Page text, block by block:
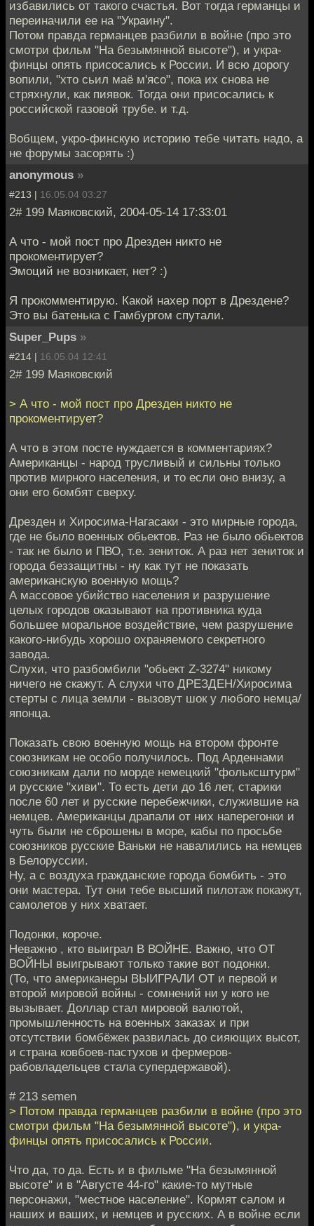
избавились от такого счастья. Вот тогда германцы и
переиначили ее на "Украину".
Потом правда германцев разбили в войне (про это
смотри фильм "На безымянной высоте"), и укра-
финцы опять присосались к России. И всю дорогу
вопили, "хто сьил маё м'ясо", пока их снова не
стряхнули, как пиявок. Тогда они присосались к
российской газовой трубе. и т.д.
Вобщем, укро-финскую историю тебе читать надо, а
не форумы засорять :)
anonymous »
#213 | 16.05.04 03:27
2# 199 Маяковский, 2004-05-14 17:33:01
А что - мой пост про Дрезден никто не
прокоментирует?
Эмоций не возникает, нет? :)
Я прокомментирую. Какой нахер порт в Дрездене?
Это вы батенька с Гамбургом спутали.
Super_Pups »
#214 | 16.05.04 12:41
2# 199 Маяковский
> А что - мой пост про Дрезден никто не
прокоментирует?
А что в этом посте нуждается в комментариях?
Американцы - народ трусливый и сильны только
против мирного населения, и то если оно внизу, а
они его бомбят сверху.
Дрезден и Хиросима-Нагасаки - это мирные города,
где не было военных обьектов. Раз не было обьектов
- так не было и ПВО, т.е. зениток. А раз нет зениток и
города беззащитны - ну как тут не показать
американскую военную мощь?
А массовое убийство населения и разрушение
целых городов оказывают на противника куда
большее моральное воздействие, чем разрушение
какого-нибудь хорошо охраняемого секретного
завода.
Слухи, что разбомбили "обьект Z-3274" никому
ничего не скажут. А слухи что ДРЕЗДЕН/Хиросима
стерты с лица земли - вызовут шок у любого немца/
японца.
Показать свою военную мощь на втором фронте
союзникам не особо получилось. Под Арденнами
союзникам дали по морде немецкий "фольксштурм"
и русские "хиви". То есть дети до 16 лет, старики
после 60 лет и русские перебежчики, служившие на
немцев. Американцы драпали от них наперегонки и
чуть были не сброшены в море, кабы по просьбе
союзников русские Ваньки не навалились на немцев
в Белоруссии.
Ну, а с воздуха гражданские города бомбить - это
они мастера. Тут они тебе высший пилотаж покажут,
самолетов у них хватает.
Подонки, короче.
Неважно , кто выиграл В ВОЙНЕ. Важно, что ОТ
ВОЙНЫ выигрывают только такие вот подонки.
(То, что американеры ВЫИГРАЛИ ОТ и первой и
второй мировой войны - сомнений ни у кого не
вызывает. Доллар стал мировой валютой,
промышленность на военных заказах и при
отсутствии бомбёжек развилась до сияющих высот,
и страна ковбоев-пастухов и фермеров-
рабовладельцев стала супердержавой).
# 213 semen
> Потом правда германцев разбили в войне (про это
смотри фильм "На безымянной высоте"), и укра-
финцы опять присосались к России.
Что да, то да. Есть и в фильме "На безымянной
высоте" и в "Августе 44-го" какие-то мутные
персонажи, "местное население". Кормят салом и
наших и ваших, и немцев и русских. А в войне если